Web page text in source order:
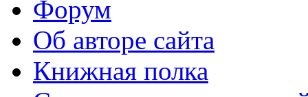
Форум
Об авторе сайта
Книжная полка